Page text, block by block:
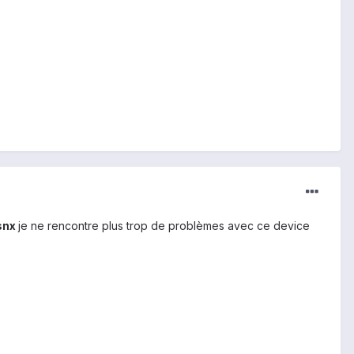
je ne rencontre plus trop de problèmes avec ce device